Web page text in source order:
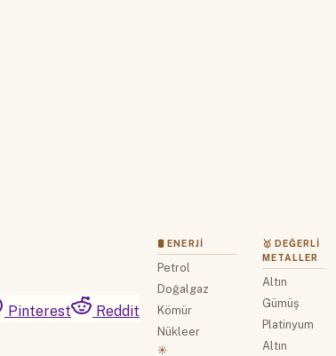
Pinterest
Reddit
🛢 ENERJI
Petrol
Doğalgaz
Kömür
Nükleer
☀️
🥇 DEĞERLI
METALLER
Altın
Gümüş
Platinyum
Altın